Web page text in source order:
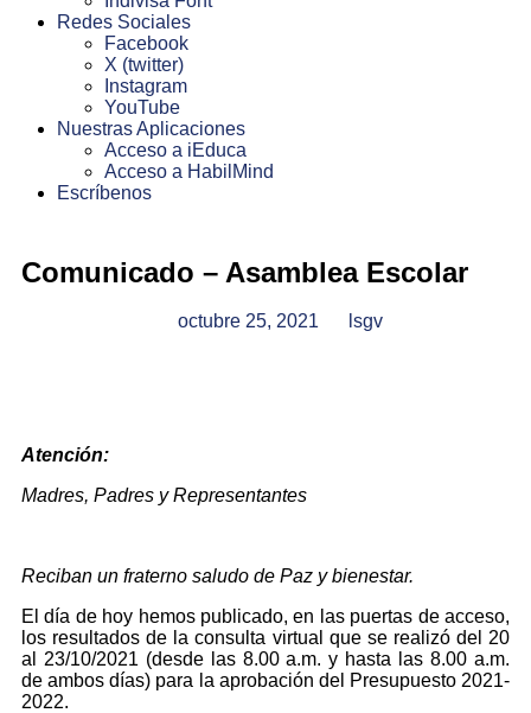
Redes Sociales
Facebook
X (twitter)
Instagram
YouTube
Nuestras Aplicaciones
Acceso a iEduca
Acceso a HabilMind
Escríbenos
Comunicado – Asamblea Escolar
octubre 25, 2021 lsgv
Atención:
Madres, Padres y Representantes
Reciban un fraterno saludo de Paz y bienestar.
El día de hoy hemos publicado, en las puertas de acceso,
los resultados de la consulta virtual que se realizó del 20
al 23/10/2021 (desde las 8.00 a.m. y hasta las 8.00 a.m.
de ambos días) para la aprobación del Presupuesto 2021-
2022.